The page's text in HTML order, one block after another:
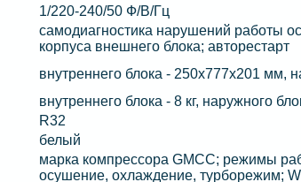
1/220-240/50 Ф/В/Гц
самодиагностика нарушений работы
корпуса внешнего блока; авторестарт
внутреннего блока - 250х777х201 мм,
внутреннего блока - 8 кг, наружного
R32
белый
марка компрессора GMCC; режимы
осушение, охлаждение, турборежим;